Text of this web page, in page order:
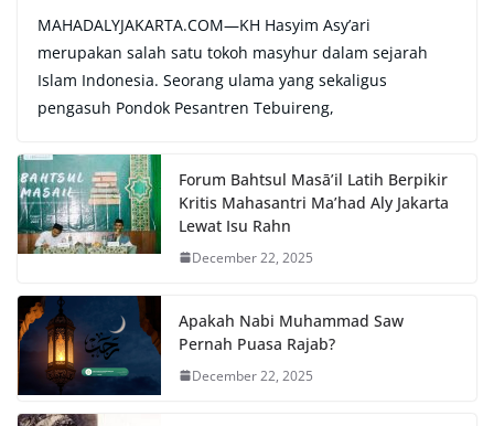
MAHADALYJAKARTA.COM—KH Hasyim Asy’ari
merupakan salah satu tokoh masyhur dalam sejarah
Islam Indonesia. Seorang ulama yang sekaligus
pengasuh Pondok Pesantren Tebuireng,
Forum Bahtsul Masā’il Latih Berpikir
Kritis Mahasantri Ma’had Aly Jakarta
Lewat Isu Rahn
December 22, 2025
Apakah Nabi Muhammad Saw
Pernah Puasa Rajab?
December 22, 2025